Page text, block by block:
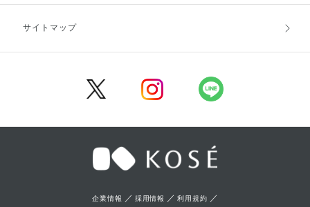
キャンセル・返品・交換
サイトマップ
企業情報 ／ 採用情報 ／利用規約 ／